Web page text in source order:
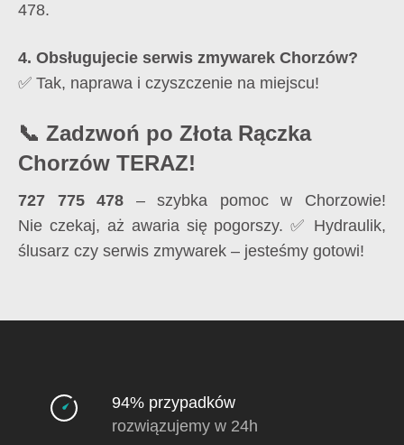
478.
4. Obsługujecie serwis zmywarek Chorzów?
✅ Tak, naprawa i czyszczenie na miejscu!
📞 Zadzwoń po Złota Rączka
Chorzów TERAZ!
727 775 478 – szybka pomoc w Chorzowie!
Nie czekaj, aż awaria się pogorszy. ✅ Hydraulik,
ślusarz czy serwis zmywarek – jesteśmy gotowi!
94% przypadków
rozwiązujemy w 24h